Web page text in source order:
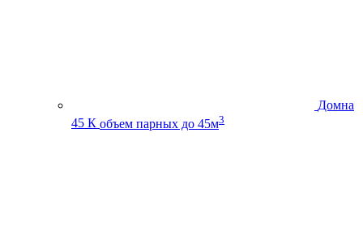
Домна
45 К объем парных до 45м3